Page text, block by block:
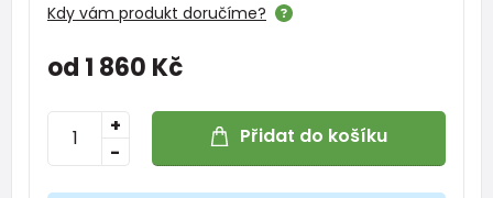
Kdy vám produkt doručíme?
od 1 860 Kč
-
+ Přidat do košíku